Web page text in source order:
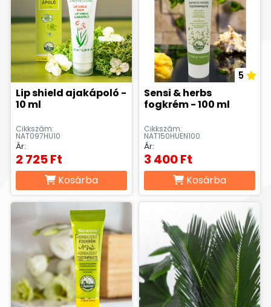
Lip shield ajakápoló -
10 ml
Cikkszám:
NAT097HU10
Ár:
2 725 Ft
Kosárba
5
Sensi & herbs
fogkrém - 100 ml
Cikkszám:
NAT150HUEN100
Ár:
3 400 Ft
Kosárba